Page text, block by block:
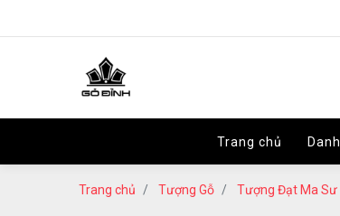
Trang chủ
Trang chủ
Trang chủ Tượng Gỗ Tượng Đạt Ma Sư